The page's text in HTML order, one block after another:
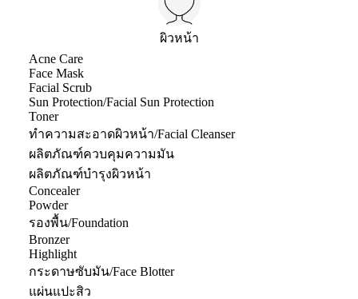
ผิวหน้า
Acne Care
Face Mask
Facial Scrub
Sun Protection/Facial Sun Protection
Toner
ทำความสะอาดผิวหน้า/Facial Cleanser
ผลิตภัณฑ์ควบคุมความมัน
ผลิตภัณฑ์บำรุงผิวหน้า
Concealer
Powder
รองพื้น/Foundation
Bronzer
Highlight
กระดาษซับมัน/Face Blotter
แผ่นแปะสิว